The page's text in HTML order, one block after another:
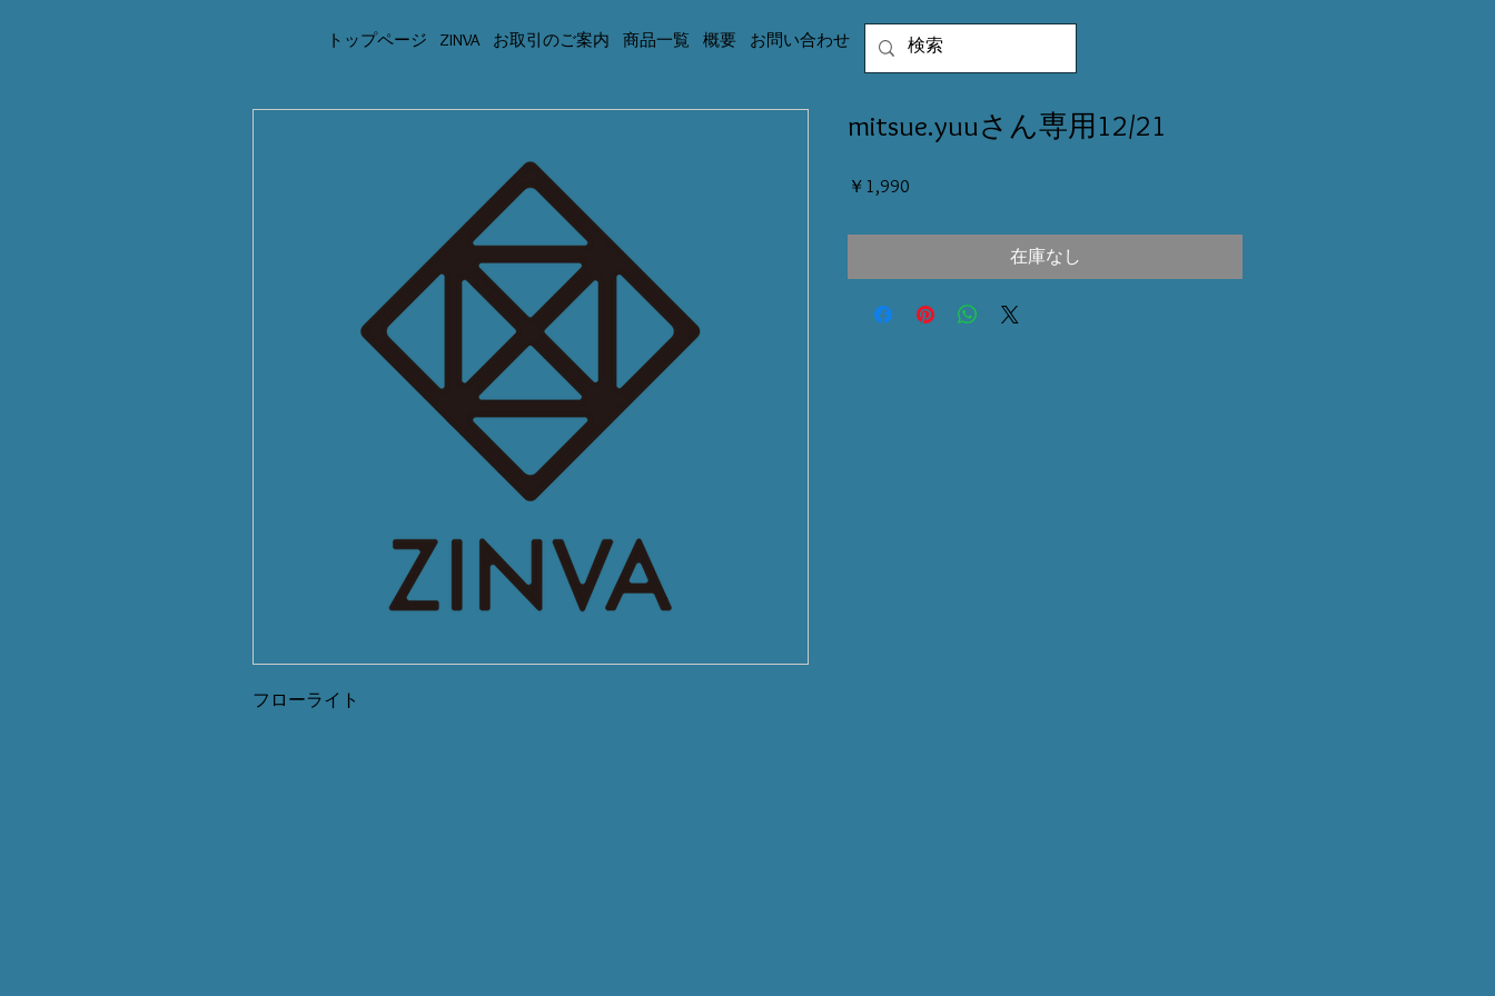
トップページ ZINVA お取引のご案内 商品一覧 概要 お問い合わせ
フローライト
mitsue.yuuさん専用12/21
￥1,990
在庫なし